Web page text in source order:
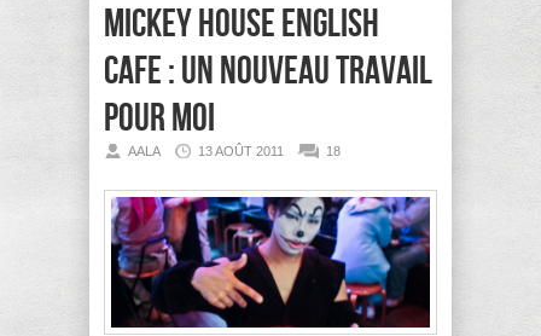
Mickey House English
Cafe : Un nouveau travail
pour moi
AALA 13 AOÛT 2011 18